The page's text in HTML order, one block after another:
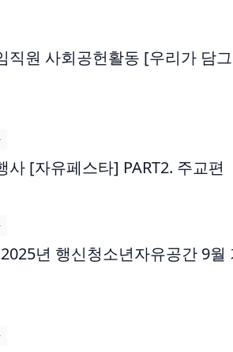
직원 사회공헌활동 [우리가 담
사 [자유페스타] PART2. 주교편
년 행신청소년자유공간 9월